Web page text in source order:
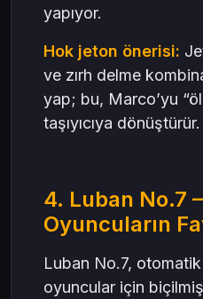
yapıyor.
Hok jeton önerisi:
ve zırh delme
yap; bu, Marco’yu
taşıyıcıya dönüştürür.
4. Luban No.7
Oyuncuların
Luban No.7, otomatik
oyuncular için